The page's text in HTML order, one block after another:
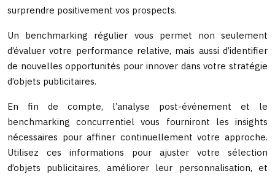
surprendre positivement vos prospects.
Un benchmarking régulier vous permet non seulement
d’évaluer votre performance relative, mais aussi d’identifier
de nouvelles opportunités pour innover dans votre stratégie
d’objets publicitaires.
En fin de compte, l’analyse post-événement et le
benchmarking concurrentiel vous fourniront les insights
nécessaires pour affiner continuellement votre approche.
Utilisez ces informations pour ajuster votre sélection
d’objets publicitaires, améliorer leur personnalisation, et